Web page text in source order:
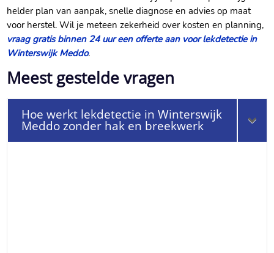
helder plan van aanpak, snelle diagnose en advies op maat
voor herstel.​ Wil je meteen zekerheid over kosten en planning,
vraag gratis binnen 24 uur een offerte aan voor lekdetectie in
Winterswijk Meddo.​
Meest gestelde vragen
Hoe werkt lekdetectie in Winterswijk
Meddo zonder hak en breekwerk